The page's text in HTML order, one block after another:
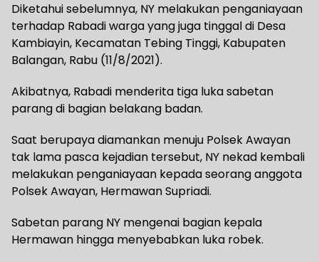
Diketahui sebelumnya, NY melakukan penganiayaan
terhadap Rabadi warga yang juga tinggal di Desa
Kambiayin, Kecamatan Tebing Tinggi, Kabupaten
Balangan, Rabu (11/8/2021).
Akibatnya, Rabadi menderita tiga luka sabetan
parang di bagian belakang badan.
Saat berupaya diamankan menuju Polsek Awayan
tak lama pasca kejadian tersebut, NY nekad kembali
melakukan penganiayaan kepada seorang anggota
Polsek Awayan, Hermawan Supriadi.
Sabetan parang NY mengenai bagian kepala
Hermawan hingga menyebabkan luka robek.